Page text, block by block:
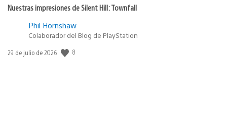
Nuestras impresiones de Silent Hill: Townfall
Phil Hornshaw
Colaborador del Blog de PlayStation
Fecha
29 de julio de 2026 8